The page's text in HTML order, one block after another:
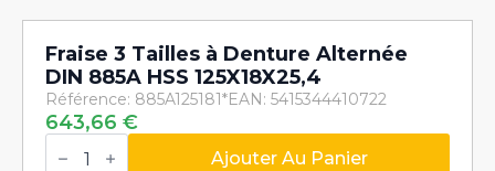
Fraise 3 Tailles à Denture Alternée
DIN 885A HSS 125X18X25,4
Référence: 885A125181*EAN: 5415344410722
643,66 €
quantité
de
Ajouter Au Panier